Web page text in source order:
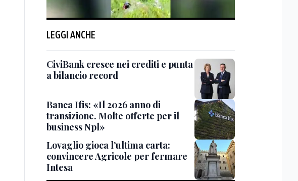
LEGGI ANCHE
CiviBank cresce nei crediti e punta
a bilancio record
Banca Ifis: «Il 2026 anno di
transizione. Molte offerte per il
business Npl»
Lovaglio gioca l’ultima carta:
convincere Agricole per fermare
Intesa